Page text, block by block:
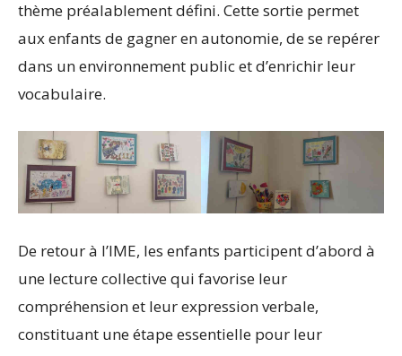
thème préalablement défini. Cette sortie permet
aux enfants de gagner en autonomie, de se repérer
dans un environnement public et d’enrichir leur
vocabulaire.
De retour à l’IME, les enfants participent d’abord à
une lecture collective qui favorise leur
compréhension et leur expression verbale,
constituant une étape essentielle pour leur